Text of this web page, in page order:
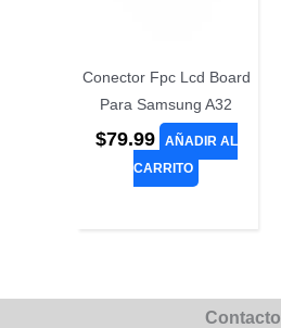
Conector Fpc Lcd Board
Para Samsung A32
$79.99
AÑADIR AL
CARRITO
Contacto